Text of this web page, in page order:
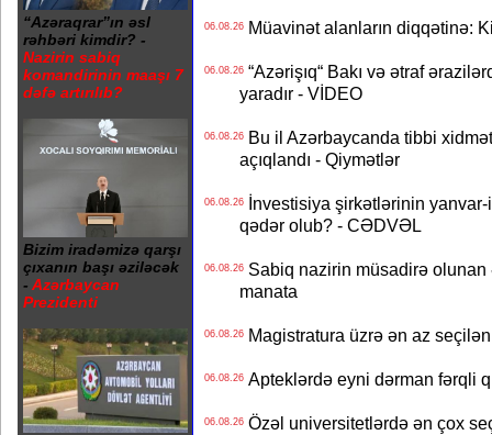
“Azəraqrar”ın əsl
rəhbəri kimdir? -
Nazirin sabiq
komandirinin maaşı 7
dəfə artırılıb?
Bizim iradəmizə qarşı
çıxanın başı əziləcək
- Azərbaycan
Prezidenti
06.08.26Müavinət alanların diqqətinə:
06.08.26“Azərişıq“ Bakı və ətraf
yaradır - VİDEO
06.08.26Bu il Azərbaycanda tibbi
açıqlandı - Qiymətlər
06.08.26İnvestisiya şirkətlərinin yanvar-
qədər olub? - CƏDVƏL
06.08.26Sabiq nazirin müsadirə olunan
manata
06.08.26Magistratura üzrə ən az
06.08.26Apteklərdə eyni dərman fərqli
06.08.26Özəl universitetlərdə ən çox